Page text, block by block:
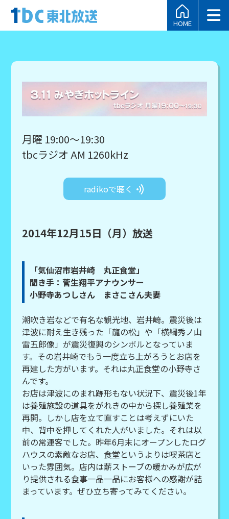
HOME
月曜 19:00～19:30
tbcラジオ AM 1260kHz
radikoで聴く
2014年12月15日（月）放送
「気仙沼市岩井崎 丸正食堂」
聞き手：菅生翔平アナウンサー
小野寺あつしさん まさこさん夫妻
潮吹き岩などで有名な観光地、岩井崎。震災後は
津波に耐え生き残った「龍の松」や「横綱秀ノ山
雷五郎像」が震災復興のシンボルとなっていま
す。その岩井崎でもう一度立ち上がろうとお店を
再建した方がいます。それは丸正食堂の小野寺さ
んです。
お店は津波にのまれ跡形もない状況下、震災後1年
は養殖施設の道具をがれきの中から探し養殖業を
再開。しかし店を立て直すことは考えずにいた
中、背中を押してくれた人がいました。それは以
前の常連客でした。昨年6月末にオープンしたログ
ハウスの素敵なお店、食堂というよりは喫茶店と
いった雰囲気。店内は薪ストーブの暖かみが広が
り提供される食事一品一品にお客様への感謝が詰
まっています。ぜひ立ち寄ってみてください。